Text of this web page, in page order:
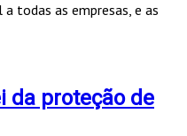
todas as empresas, e as
da proteção de